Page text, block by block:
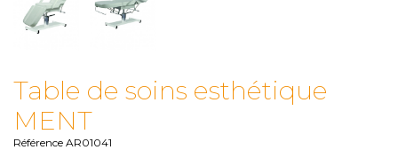
Table de soins esthétique
MENT
Référence AR01041